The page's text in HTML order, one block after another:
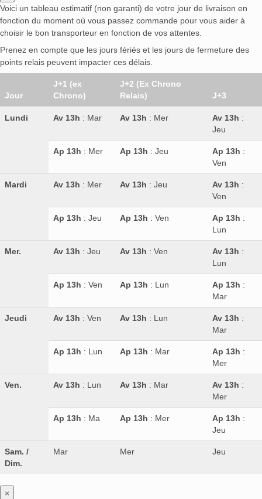
Voici un tableau estimatif (non garanti) de votre jour de livraison en
fonction du moment où vous passez commande pour vous aider à
choisir le bon transporteur en fonction de vos attentes.
Prenez en compte que les jours fériés et les jours de fermeture des
points relais peuvent impacter ces délais.
Jour
J+1 (ex
Chrono)
J+2 (Ex Chrono
Relais)
J+3
Lundi Av 13h : Mar Av 13h : Mer Av 13h :
Jeu
Ap 13h : Mer Ap 13h : Jeu Ap 13h :
Ven
Mardi Av 13h : Mer Av 13h : Jeu Av 13h :
Ven
Ap 13h : Jeu Ap 13h : Ven Ap 13h :
Lun
Mer. Av 13h : Jeu Av 13h : Ven Av 13h :
Lun
Ap 13h : Ven Ap 13h : Lun Ap 13h :
Mar
Jeudi Av 13h : Ven Av 13h : Lun Av 13h :
Mar
Ap 13h : Lun Ap 13h : Mar Ap 13h :
Mer
Ven. Av 13h : Lun Av 13h : Mar Av 13h :
Mer
Ap 13h : Ma Ap 13h : Mer Ap 13h :
Jeu
Sam. /
Dim.
Mar Mer Jeu
×